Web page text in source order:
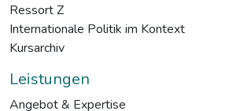
Ressort Z
Internationale Politik im Kontext
Kursarchiv
Leistungen
Angebot & Expertise